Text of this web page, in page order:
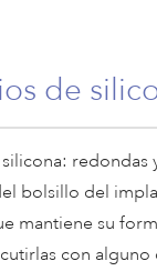
de
bolsillo del
mantiene su
con